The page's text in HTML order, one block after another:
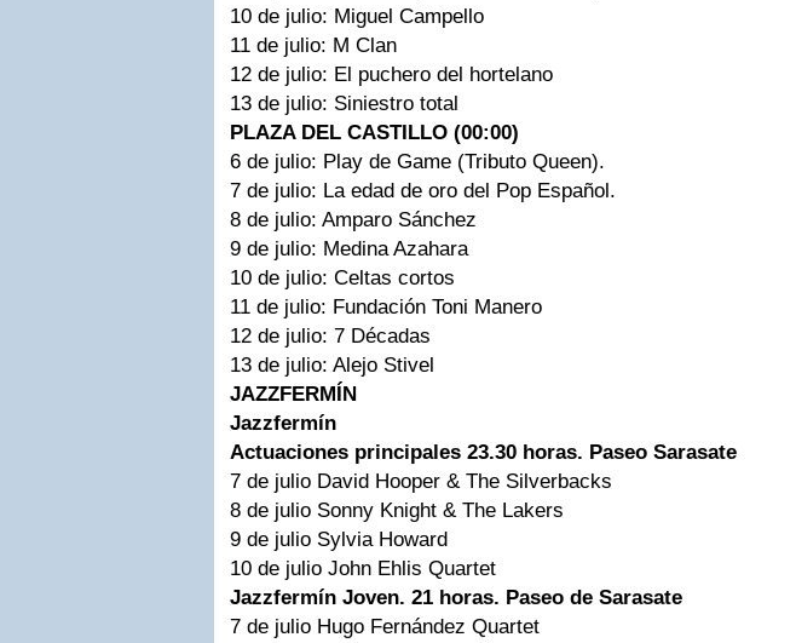
10 de julio: Miguel Campello
11 de julio: M Clan
12 de julio: El puchero del hortelano
13 de julio: Siniestro total
PLAZA DEL CASTILLO (00:00)
6 de julio: Play de Game (Tributo Queen).
7 de julio: La edad de oro del Pop Español.
8 de julio: Amparo Sánchez
9 de julio: Medina Azahara
10 de julio: Celtas cortos
11 de julio: Fundación Toni Manero
12 de julio: 7 Décadas
13 de julio: Alejo Stivel
JAZZFERMÍN
Jazzfermín
Actuaciones principales 23.30 horas. Paseo Sarasate
7 de julio David Hooper & The Silverbacks
8 de julio Sonny Knight & The Lakers
9 de julio Sylvia Howard
10 de julio John Ehlis Quartet
Jazzfermín Joven. 21 horas. Paseo de Sarasate
7 de julio Hugo Fernández Quartet